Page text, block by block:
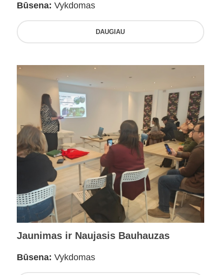
Būsena: Vykdomas
DAUGIAU
Jaunimas ir Naujasis Bauhauzas
Būsena: Vykdomas